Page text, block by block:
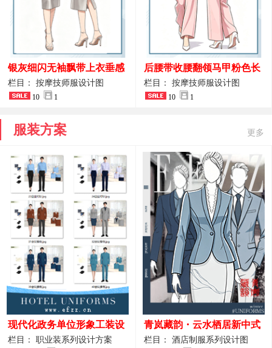
银灰细闪无袖飘带上衣垂感
开叉中长裙 星级酒店前厅礼
仪高级全套工作服
栏目： 按摩技师服设计图
10 1
后腰带收腰翻领马甲粉色长
裤套装 美容门店前台主管精
致高级工装
栏目： 按摩技师服设计图
10 1
服装方案 更多
现代化政务单位形象工装设
计｜国风会务接待西装制服
栏目： 职业装系列设计方案
青岚藏韵・云水栖居新中式
酒店全岗位制服设计原创作
栏目： 酒店制服系列设计图